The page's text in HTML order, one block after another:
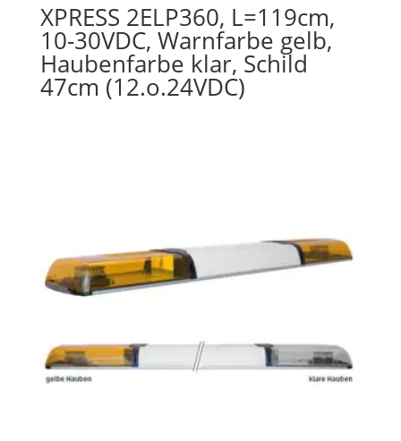
XPRESS 2ELP360, L=119cm,
10-30VDC, Warnfarbe gelb,
Haubenfarbe klar, Schild
47cm (12.o.24VDC)